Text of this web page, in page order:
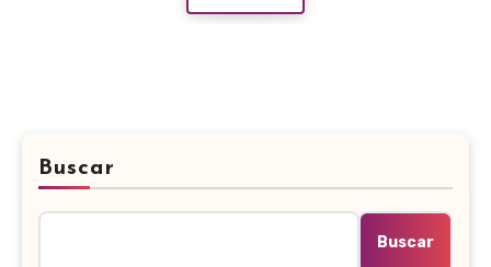
Buscar
Buscar